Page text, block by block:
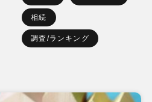
相続
調査/ランキング